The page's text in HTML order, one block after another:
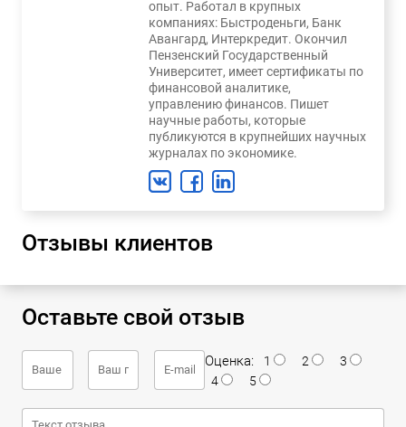
опыт. Работал в крупных
компаниях: Быстроденьги, Банк
Авангард, Интеркредит. Окончил
Пензенский Государственный
Университет, имеет сертификаты по
финансовой аналитике,
управлению финансов. Пишет
научные работы, которые
публикуются в крупнейших научных
журналах по экономике.
Отзывы клиентов
Оставьте свой отзыв
Оценка: 1 2
3
4
5